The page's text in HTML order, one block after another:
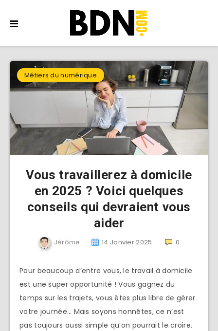
Métiers du numérique
Vous travaillerez à domicile
en 2025 ? Voici quelques
conseils qui devraient vous
aider
Jérôme 14 Janvier 2025 0
Pour beaucoup d’entre vous, le travail à domicile
est une super opportunité ! Vous gagnez du
temps sur les trajets, vous êtes plus libre de gérer
votre journée… Mais soyons honnêtes, ce n’est
pas toujours aussi simple qu’on pourrait le croire.